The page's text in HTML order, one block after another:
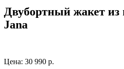
Двубортный жакет
Jana
Цена: 30 990 р.